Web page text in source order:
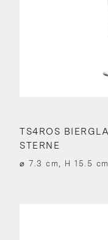
TS4ROS
TERNE
⌀ 7.3 cm, H 15.5 cm